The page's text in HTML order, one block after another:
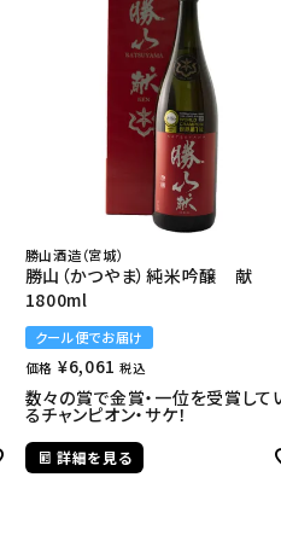
勝山酒造（宮城）
勝山（かつやま）純米吟醸 献
1800ml
クール便でお届け
価格 ¥6,061 税込
数々の賞で金賞・一位を受賞して
るチャンピオン・サケ！
詳細を見る